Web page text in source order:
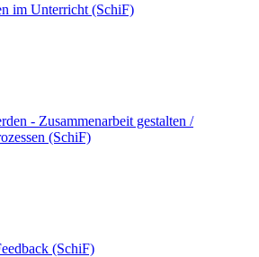
im Unterricht (SchiF)
- Zusammenarbeit gestalten /
(SchiF)
(SchiF)